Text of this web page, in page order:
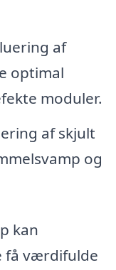
af
optimal
moduler.
af skjult
og
kan
få værdifulde